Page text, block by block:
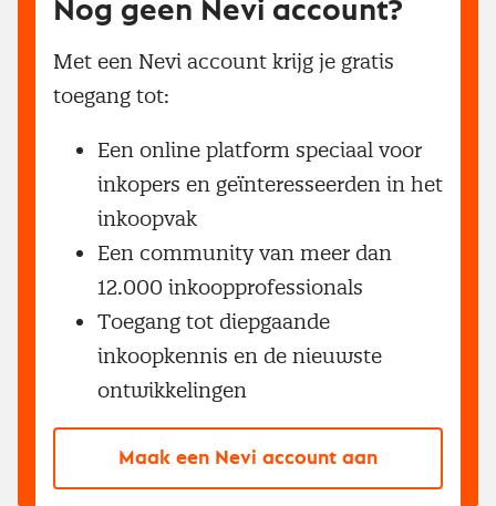
Nog geen Nevi account?
Met een Nevi account krijg je gratis
toegang tot:
Een online platform speciaal voor
inkopers en geïnteresseerden in het
inkoopvak
Een community van meer dan
12.000 inkoopprofessionals
Toegang tot diepgaande
inkoopkennis en de nieuwste
ontwikkelingen
Maak een Nevi account aan